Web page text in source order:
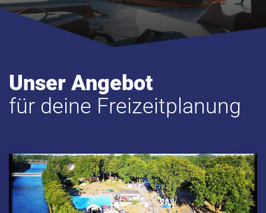
Unser Angebot
für deine Freizeitplanung